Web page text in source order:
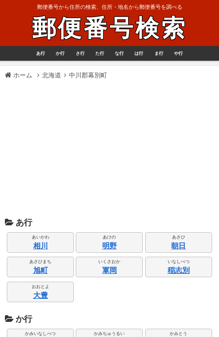
郵便番号から住所の検索、住所・地名から郵便番号を調べる
郵便番号検索
あ行 か行 さ行 た行 な行 は行 ま行 や行
ホーム 北海道 中川郡幕別町
あ行
あいかわ
相川
あけの
明野
あさひ
朝日
あさひまち
旭町
いくさおか
軍岡
いなしべつ
稲志別
おおとよ
大豊
か行
かみいなしべつ かみちゅうるい かみとう